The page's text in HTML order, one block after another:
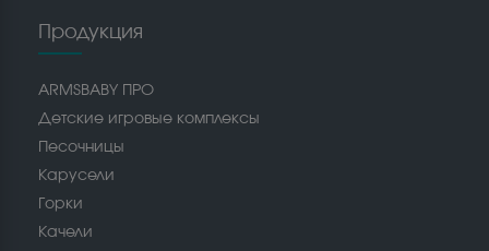
Продукция
ARMSBABY ПРО
Детские игровые комплексы
Песочницы
Карусели
Горки
Качели